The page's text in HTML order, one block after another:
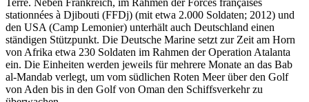
Terre. Neben Frankreich, im Rahmen der Forces françaises
stationnées à Djibouti (FFDj) (mit etwa 2.000 Soldaten; 2012) und
den USA (Camp Lemonier) unterhält auch Deutschland einen
ständigen Stützpunkt. Die Deutsche Marine setzt zur Zeit am Horn
von Afrika etwa 230 Soldaten im Rahmen der Operation Atalanta
ein. Die Einheiten werden jeweils für mehrere Monate an das Bab
al-Mandab verlegt, um vom südlichen Roten Meer über den Golf
von Aden bis in den Golf von Oman den Schiffsverkehr zu